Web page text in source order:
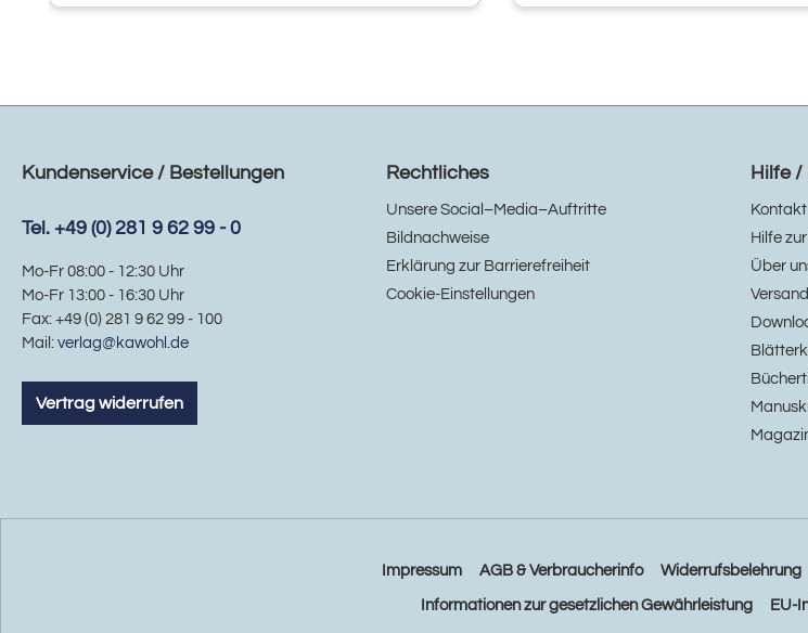
Kundenservice / Bestellungen
Tel. +49 (0) 281 9 62 99 - 0
Mo-Fr 08:00 - 12:30 Uhr
Mo-Fr 13:00 - 16:30 Uhr
Fax: +49 (0) 281 9 62 99 - 100
Mail: verlag@kawohl.de
Vertrag widerrufen
Rechtliches
Unsere Social–Media–Auftritte
Bildnachweise
Erklärung zur Barrierefreiheit
Cookie-Einstellungen
Hilfe /
Kontakt
Hilfe
Über
Impressum AGB & Verbraucherinfo Widerrufsbelehrung
Informationen zur gesetzlichen Gewährleistung EU-